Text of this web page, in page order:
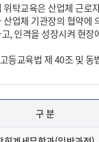
위탁교육은 산업체 근로
산업체 기관장의 협약에
, 인격을 성장시켜 현
등교육법 제 40조 및 동
구 분